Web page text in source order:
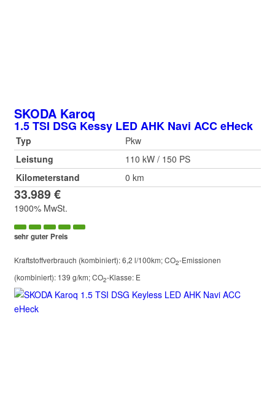
SKODA Karoq
1.5 TSI DSG Kessy LED AHK Navi ACC eHeck
Typ
Pkw
Leistung
110 kW / 150 PS
Kilometerstand
0 km
33.989 €
1900% MwSt.
sehr guter Preis
Kraftstoffverbrauch (kombiniert):6,2 l/100km;CO2-Emissionen
(kombiniert): 139 g/km;CO2-Klasse: E